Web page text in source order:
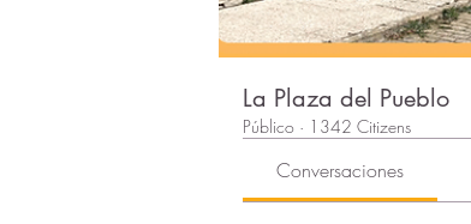
La Plaza del Pueblo
Público · 1342 Citizens
Conversaciones